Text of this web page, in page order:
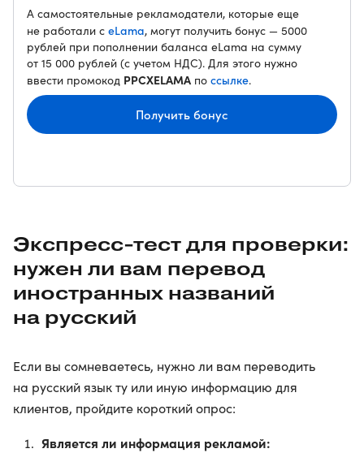
А самостоятельные рекламодатели, которые еще
не работали с eLama, могут получить бонус — 5000
рублей при пополнении баланса eLama на сумму
от 15 000 рублей (с учетом НДС). Для этого нужно
ввести промокод PPCXELAMA по ссылке.
Получить бонус
Экспресс-тест для проверки:
нужен ли вам перевод
иностранных названий
на русский
Если вы сомневаетесь, нужно ли вам переводить
на русский язык ту или иную информацию для
клиентов, пройдите короткий опрос:
Является ли информация рекламой: